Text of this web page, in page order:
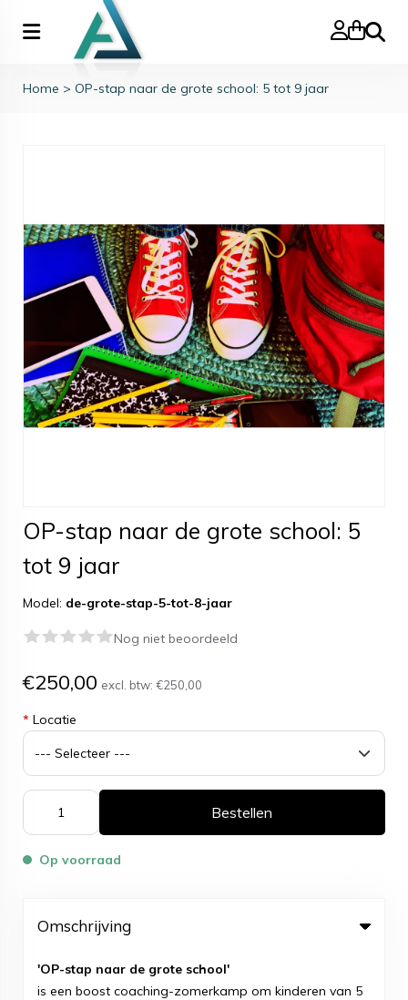
Zoeken
Home > OP-stap naar de grote school: 5 tot 9 jaar
OP-stap naar de grote school: 5
tot 9 jaar
Model: de-grote-stap-5-tot-8-jaar
Nog niet beoordeeld
€250,00 excl. btw: €250,00
* Locatie
Bestellen
Op voorraad
Omschrijving
'OP-stap naar de grote school'
is een boost coaching-zomerkamp om kinderen van 5